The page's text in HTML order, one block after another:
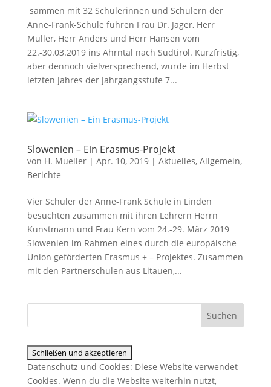
sammen mit 32 Schülerinnen und Schülern der
Anne-Frank-Schule fuhren Frau Dr. Jäger, Herr
Müller, Herr Anders und Herr Hansen vom
22.-30.03.2019 ins Ahrntal nach Südtirol. Kurzfristig,
aber dennoch vielversprechend, wurde im Herbst
letzten Jahres der Jahrgangsstufe 7...
Slowenien – Ein Erasmus-Projekt
von H. Mueller| Apr. 10, 2019| Aktuelles, Allgemein,
Berichte
Vier Schüler der Anne-Frank Schule in Linden
besuchten zusammen mit ihren Lehrern Herrn
Kunstmann und Frau Kern vom 24.-29. März 2019
Slowenien im Rahmen eines durch die europäische
Union geförderten Erasmus + – Projektes. Zusammen
mit den Partnerschulen aus Litauen,...
Datenschutz und Cookies: Diese Website verwendet
Cookies. Wenn du die Website weiterhin nutzt,